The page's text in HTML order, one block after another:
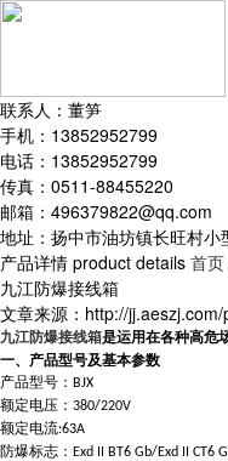
联系人：董笋
手机：13852952799
电话：13852952799
传真：0511-88455220
邮箱：496379822@qq.com
地址：扬中市油坊镇长旺村小
产品详情 product details 首页
九江防爆接线箱
文章来源：http://
九江防爆接线箱是运用在各种高危
一、产品型号及基本参数
产品型号： BJX
额定电压： 380/220V
额定电流:63A
防爆标志： Exd II BT6 Gb/Exd II CT6